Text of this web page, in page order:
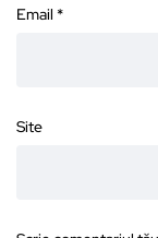
Email *
Site